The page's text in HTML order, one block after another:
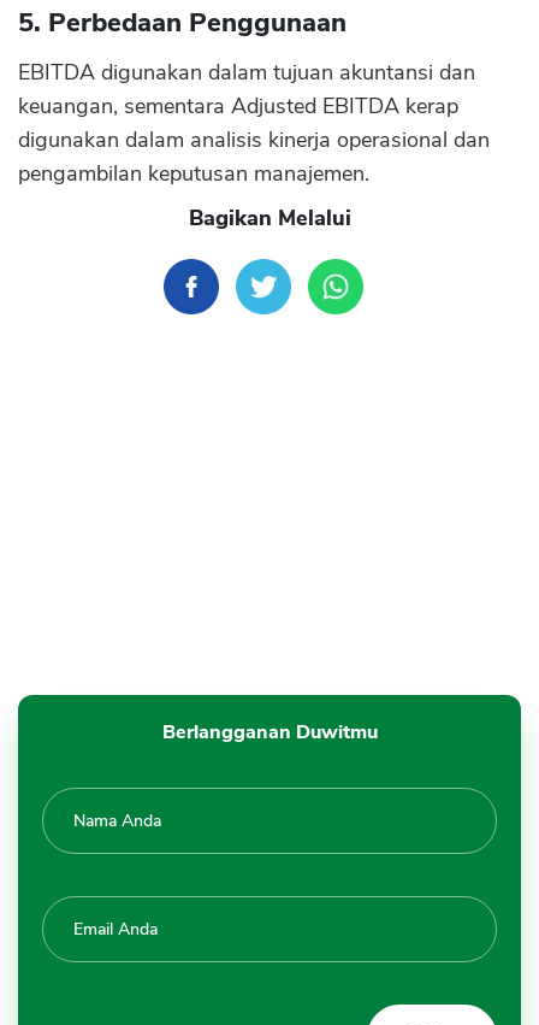
5. Perbedaan Penggunaan
EBITDA digunakan dalam tujuan akuntansi dan
keuangan, sementara Adjusted EBITDA kerap
digunakan dalam analisis kinerja operasional dan
pengambilan keputusan manajemen.
Bagikan Melalui
Berlangganan Duwitmu